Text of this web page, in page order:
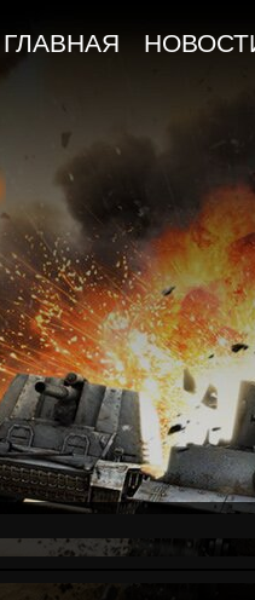
ГЛАВНАЯ